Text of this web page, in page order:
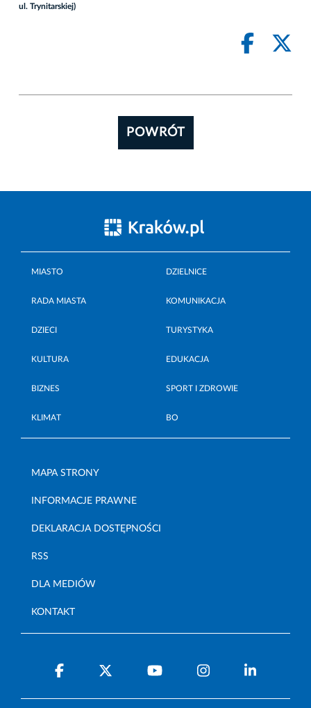
ul. Trynitarskiej)
POWRÓT
MIASTO DZIELNICE
RADA MIASTA KOMUNIKACJA
DZIECI TURYSTYKA
KULTURA EDUKACJA
BIZNES SPORT I ZDROWIE
KLIMAT BO
MAPA STRONY
INFORMACJE PRAWNE
DEKLARACJA DOSTĘPNOŚCI
RSS
DLA MEDIÓW
KONTAKT